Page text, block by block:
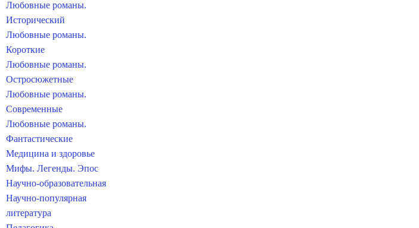
Любовные романы.
Исторический
Любовные романы.
Короткие
Любовные романы.
Остросюжетные
Любовные романы.
Современные
Любовные романы.
Фантастические
Медицина и здоровье
Мифы. Легенды. Эпос
Научно-образовательная
Научно-популярная
литература